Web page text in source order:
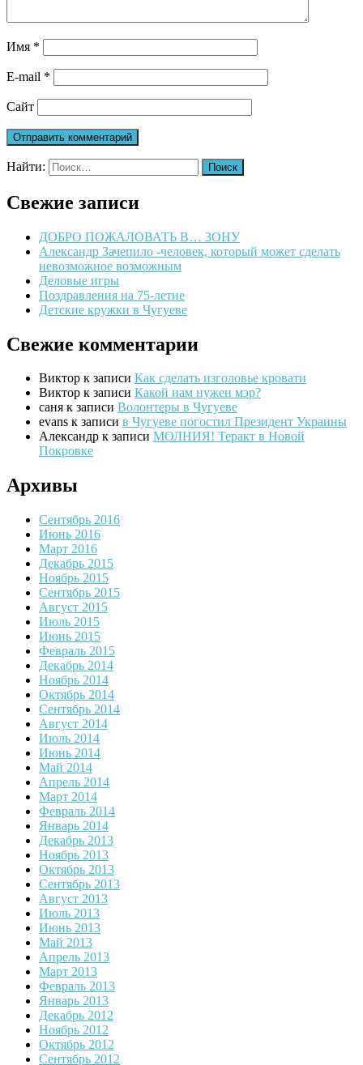
Имя *
E-mail *
Сайт
Найти:
Свежие записи
ДОБРО ПОЖАЛОВАТЬ В… ЗОНУ
Александр Зачепило -человек, который может сделать
невозможное возможным
Деловые игры
Поздравления на 75-летие
Детские кружки в Чугуеве
Свежие комментарии
Виктор к записи Как сделать изголовье кровати
Виктор к записи Какой нам нужен мэр?
саня к записи Волонтеры в Чугуеве
evans к записи в Чугуеве погостил Президент Украины
Александр к записи МОЛНИЯ! Теракт в Новой
Покровке
Архивы
Сентябрь 2016
Июнь 2016
Март 2016
Декабрь 2015
Ноябрь 2015
Сентябрь 2015
Август 2015
Июль 2015
Июнь 2015
Февраль 2015
Декабрь 2014
Ноябрь 2014
Октябрь 2014
Сентябрь 2014
Август 2014
Июль 2014
Июнь 2014
Май 2014
Апрель 2014
Март 2014
Февраль 2014
Январь 2014
Декабрь 2013
Ноябрь 2013
Октябрь 2013
Сентябрь 2013
Август 2013
Июль 2013
Июнь 2013
Май 2013
Апрель 2013
Март 2013
Февраль 2013
Январь 2013
Декабрь 2012
Ноябрь 2012
Октябрь 2012
Сентябрь 2012